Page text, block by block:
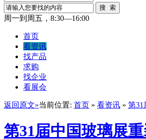
周一到周五，8:30—16:00
首页
看资讯
找产品
求购
找企业
看展会
返回原文»当前位置: 首页 » 看资讯 » 第31
第31届中国玻璃展